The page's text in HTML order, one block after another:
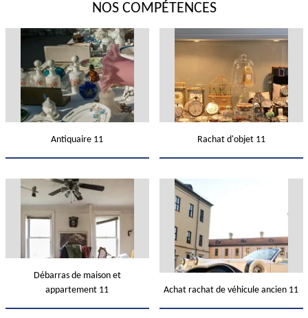
NOS COMPÉTENCES
Antiquaire 11 Rachat d'objet 11
Débarras de maison et
appartement 11
Achat rachat de véhicule ancien 11